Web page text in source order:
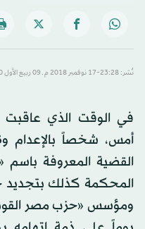
نُشر: 23:28-17 نوفمبر 2018 م ـ 09 ربيع الأول 1440 هـ
في الوقت الذي عاقبت
القضية المعروفة باسم
المحكمة كذلك بتجديد